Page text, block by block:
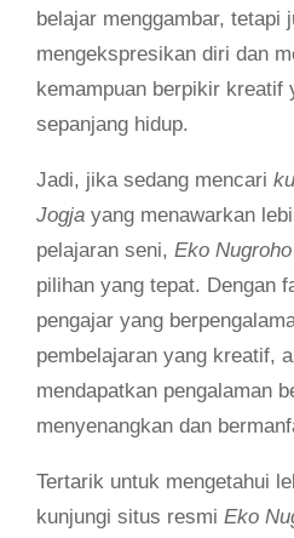
belajar menggambar, tetapi
mengekspresikan diri dan
kemampuan berpikir kreatif
sepanjang hidup.
Jadi, jika sedang mencari
Jogja yang menawarkan
pelajaran seni, Eko
pilihan yang tepat. Dengan
pengajar yang
pembelajaran yang kreatif,
mendapatkan pengalaman
menyenangkan dan
Tertarik untuk mengetahui
kunjungi situs resmi Eko